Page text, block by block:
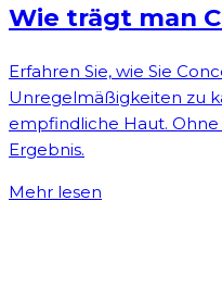
Wie trägt man
Erfahren Sie, wie Sie
Unregelmäßigkeiten zu
empfindliche Haut.
Ergebnis.
Mehr lesen